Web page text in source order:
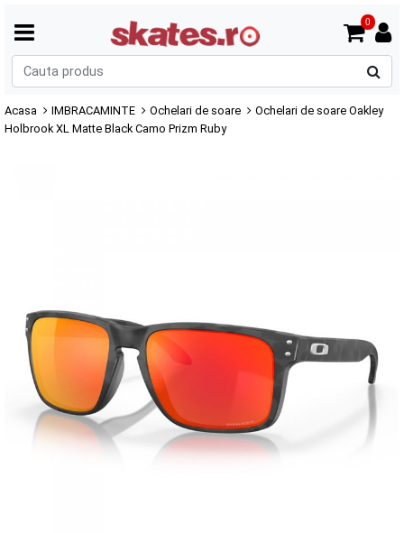
0
Acasa IMBRACAMINTE Ochelari de soare
Ochelari de soare Oakley
Holbrook XL Matte Black Camo Prizm Ruby